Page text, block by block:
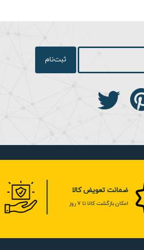
ثبت‌نام
ضمانت تعویض کالا
امکان بازگشت کالا تا 7 روز